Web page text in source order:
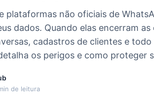
plataformas não oficiais de
dados. Quando elas encerram
cadastros de clientes e todo
os perigos e como proteger
de leitura